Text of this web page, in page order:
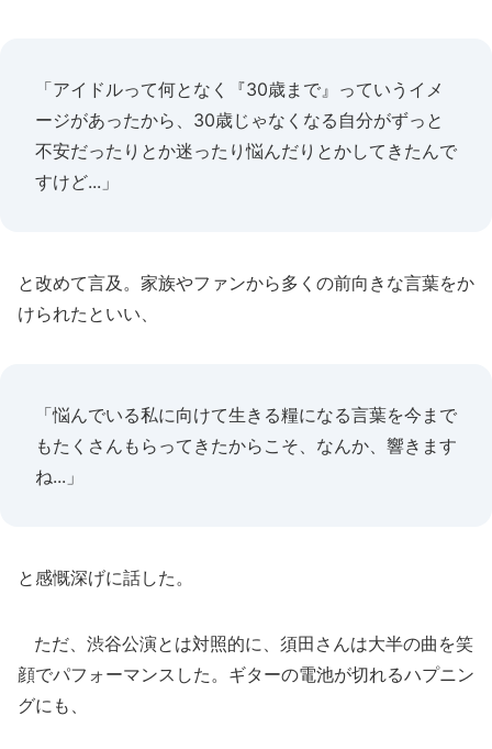
「アイドルって何となく『30歳まで』っていうイメ
ージがあったから、30歳じゃなくなる自分がずっと
不安だったりとか迷ったり悩んだりとかしてきたんで
すけど...」
と改めて言及。家族やファンから多くの前向きな言葉をか
けられたといい、
「悩んでいる私に向けて生きる糧になる言葉を今まで
もたくさんもらってきたからこそ、なんか、響きます
ね...」
と感慨深げに話した。
ただ、渋谷公演とは対照的に、須田さんは大半の曲を笑
顔でパフォーマンスした。ギターの電池が切れるハプニン
グにも、